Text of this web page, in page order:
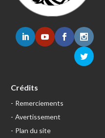
Crédits
Remerciements
Avertissement
Plan du site